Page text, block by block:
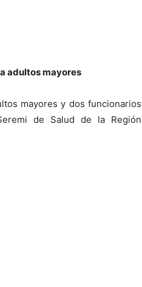
adultos mayores
mayores y dos funcionarios
de Salud de la Región